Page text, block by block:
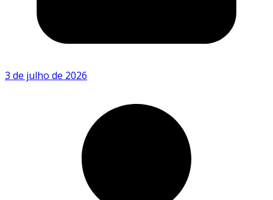
3 de julho de 2026